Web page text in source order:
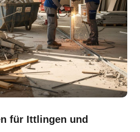
für Ittlingen und